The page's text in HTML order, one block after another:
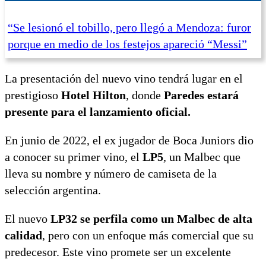
“Se lesionó el tobillo, pero llegó a Mendoza: furor
porque en medio de los festejos apareció “Messi”
La presentación del nuevo vino tendrá lugar en el
prestigioso Hotel Hilton, donde Paredes estará
presente para el lanzamiento oficial.
En junio de 2022, el ex jugador de Boca Juniors dio
a conocer su primer vino, el LP5, un Malbec que
lleva su nombre y número de camiseta de la
selección argentina.
El nuevo LP32 se perfila como un Malbec de alta
calidad, pero con un enfoque más comercial que su
predecesor. Este vino promete ser un excelente